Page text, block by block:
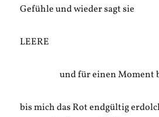
Gefühle und wieder sagt sie
LEERE
und für einen Moment
bis mich das Rot endgültig